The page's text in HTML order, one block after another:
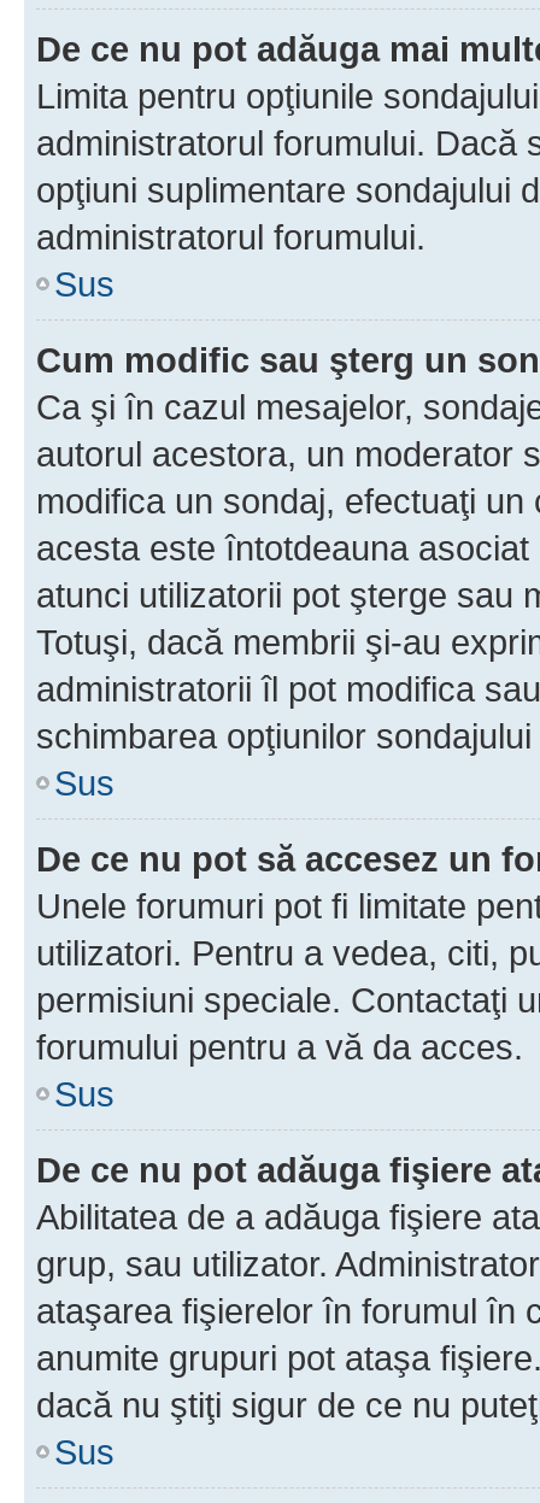
De ce nu pot adăuga mai
Limita pentru opţiunile
administratorul forumului. Dacă
opţiuni suplimentare sondajului
administratorul forumului.
Sus
Cum modific sau şterg un
Ca şi în cazul mesajelor,
autorul acestora, un moderator
modifica un sondaj, efectuaţi
acesta este întotdeauna
atunci utilizatorii pot şterge sau
Totuşi, dacă membrii şi-au
administratorii îl pot modifica
schimbarea opţiunilor
Sus
De ce nu pot să accesez un
Unele forumuri pot fi limitate
utilizatori. Pentru a vedea, citi,
permisiuni speciale. Contactaţi
forumului pentru a vă da acces.
Sus
De ce nu pot adăuga fişiere
Abilitatea de a adăuga fişiere
grup, sau utilizator.
ataşarea fişierelor în forumul în
anumite grupuri pot ataşa
dacă nu ştiţi sigur de ce nu
Sus